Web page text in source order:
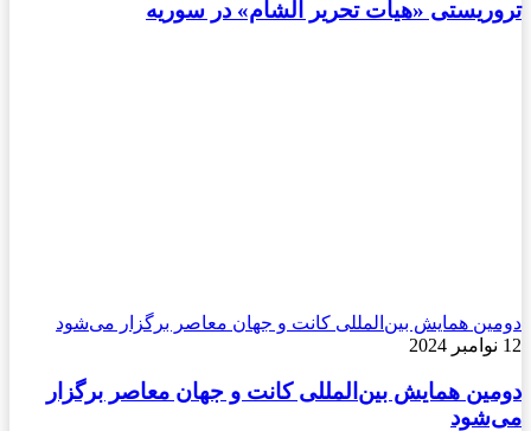
تروریستی «هیأت تحریر الشام» در سوریه
دومین همایش بین‌المللی کانت و جهان معاصر برگزار می‌شود
12 نوامبر 2024
دومین همایش بین‌المللی کانت و جهان معاصر برگزار
می‌شود